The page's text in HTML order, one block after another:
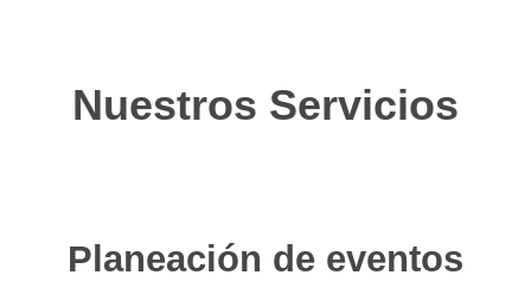
Nuestros Servicios
Planeación de eventos